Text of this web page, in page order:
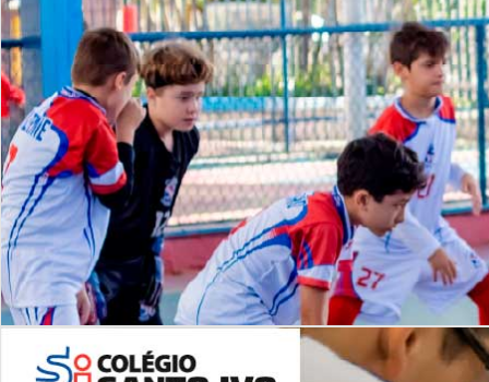
Desafios | Saiba mais
Lista de vídeos
NOSSOCANAL